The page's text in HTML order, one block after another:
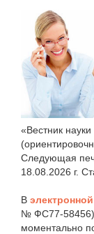
«Вестник
Следующая
18.08.2026 г.
В
№ ФС77-58456)
моментально